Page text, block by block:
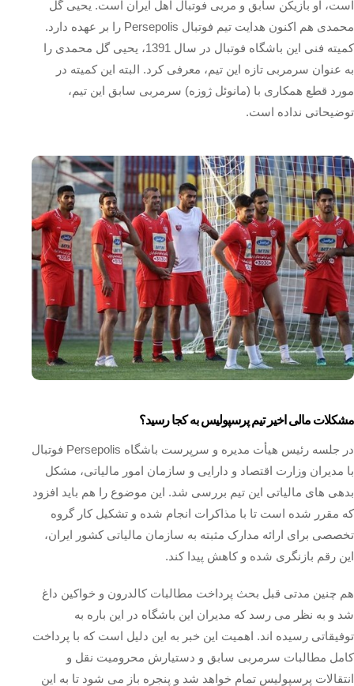
است، او بازیکن سابق و مربی فوتبال اهل ایران است. یحیی گل
محمدی هم‌ اکنون هدایت تیم فوتبال Persepolis را بر عهده دارد.
کمیته فنی این باشگاه فوتبال در سال 1391، یحیی گل‌ محمدی را
به عنوان سرمربی تازه این تیم، معرفی کرد. البته این کمیته در
مورد قطع همکاری با (مانوئل ژوزه) سرمربی سابق این تیم،
توضیحاتی نداده است.
مشکلات مالی اخیر تیم پرسپولیس به کجا رسید؟
در جلسه رئیس هیأت مدیره و سرپرست باشگاه Persepolis فوتبال
با مدیران وزارت اقتصاد و دارایی و سازمان امور مالیاتی، مشکل
بدهی های مالیاتی این تیم بررسی شد. این موضوع را هم باید افزود
که مقرر شده است تا با مذاکرات انجام شده و تشکیل کار گروه
تخصصی برای ارائه مدارک مثبته به سازمان مالیاتی کشور ایران،
این رقم بازنگری شده و کاهش پیدا کند.
هم چنین مدتی قبل بحث پرداخت مطالبات کالدرون و خواکین داغ
شد و به نظر می رسد که مدیران این باشگاه در این باره به
توفیقاتی رسیده اند. اهمیت این خبر به این دلیل است که با پرداخت
کامل مطالبات سرمربی سابق و دستیارش محرومیت نقل و
انتقالات پرسپولیس تمام خواهد شد و پنجره باز می‌ شود تا به این